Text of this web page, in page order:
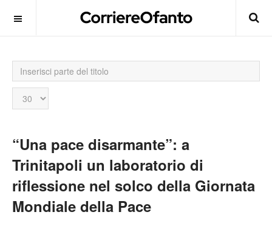
Inserisci
parte
del
titolo
Visualizza
n.
“Una pace disarmante”: a
Trinitapoli un laboratorio di
riflessione nel solco della Giornata
Mondiale della Pace